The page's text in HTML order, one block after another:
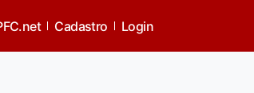
Cadastro Login